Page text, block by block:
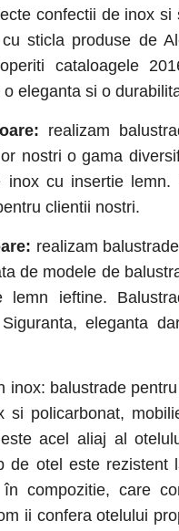
confectii de inox
sticla produse de
cataloagele
eleganta si o
realizam
nostri o gama
inox cu insertie lemn.
clientii nostri.
realizam
de modele de
lemn ieftine.
eleganta
inox: balustrade
policarbonat,
acel aliaj al
de otel este
compozitie, care
ii confera otelului